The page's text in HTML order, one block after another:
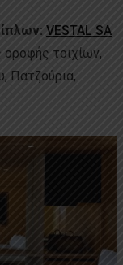
VESTAL SA
τοιχίων,
Πατζούρια,